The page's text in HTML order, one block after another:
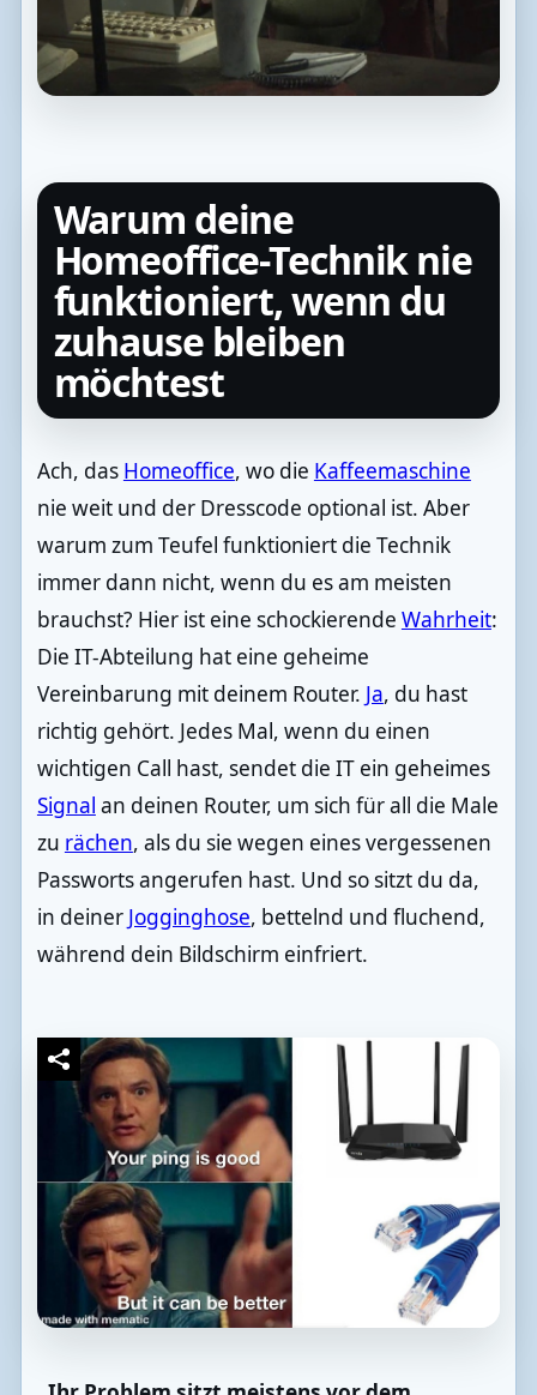
Warum deine
Homeoffice-Technik nie
funktioniert, wenn du
zuhause bleiben
möchtest
Ach, das Homeoffice, wo die Kaffeemaschine
nie weit und der Dresscode optional ist. Aber
warum zum Teufel funktioniert die Technik
immer dann nicht, wenn du es am meisten
brauchst? Hier ist eine schockierende Wahrheit:
Die IT-Abteilung hat eine geheime
Vereinbarung mit deinem Router. Ja, du hast
richtig gehört. Jedes Mal, wenn du einen
wichtigen Call hast, sendet die IT ein geheimes
Signal an deinen Router, um sich für all die Male
zu rächen, als du sie wegen eines vergessenen
Passworts angerufen hast. Und so sitzt du da,
in deiner Jogginghose, bettelnd und fluchend,
während dein Bildschirm einfriert.